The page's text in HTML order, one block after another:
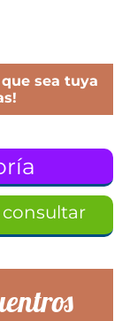
sea tuya
consultar